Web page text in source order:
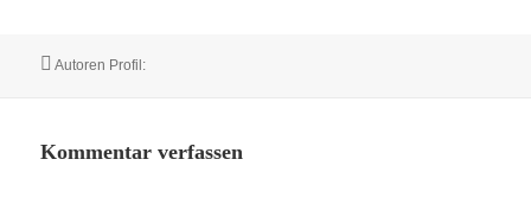
Autor
Autoren Profil:
Kommentar verfassen